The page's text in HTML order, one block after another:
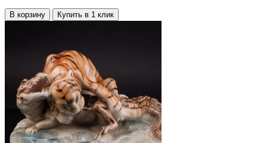
В корзину Купить в 1 клик